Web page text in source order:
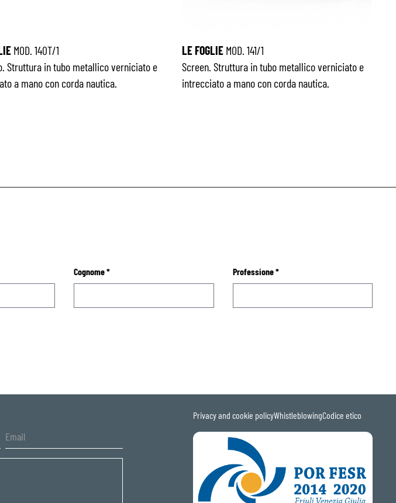
MOD. 140T/1
Struttura in tubo metallico verniciato e
a mano con corda nautica.
LE FOGLIE MOD. 141/1
Screen. Struttura in tubo metallico verniciato e
intrecciato a mano con corda nautica.
Cognome* Professione*
Privacy and cookie policyWhistleblowingCodice etico